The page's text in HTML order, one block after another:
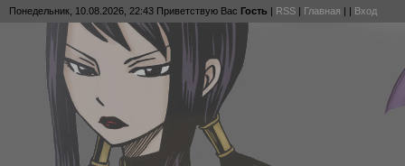
Понедельник, 10.08.2026, 22:43 Приветствую Вас Гость | RSS | Главная | | Вход